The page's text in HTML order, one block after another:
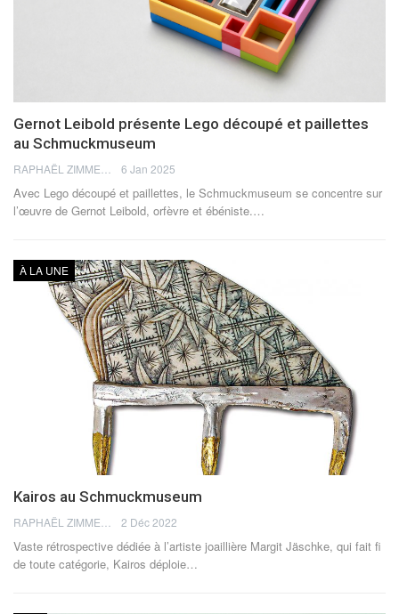
Gernot Leibold présente Lego découpé et paillettes
au Schmuckmuseum
6 Jan 2025
Avec Lego découpé et paillettes, le Schmuckmuseum se concentre sur
l’œuvre de Gernot Leibold, orfèvre et ébéniste. …
À LA UNE
Kairos au Schmuckmuseum
2 Déc 2022
Vaste rétrospective dédiée à l’artiste joaillière Margit Jäschke, qui fait fi
de toute catégorie, Kairos déploie…